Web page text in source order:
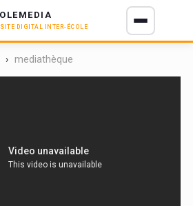
DIGITAL INTER-ÉCOLE
mediathèque